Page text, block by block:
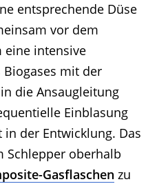
entsprechende Düse
vor dem
eine intensive
mit der
die Ansaugleitung
Einblasung
der Entwicklung. Das
Schlepper oberhalb
Gasflaschen zu